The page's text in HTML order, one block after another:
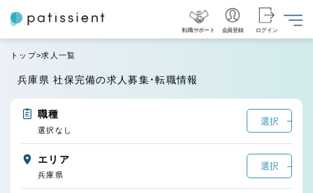
転職サポート 会員登録 ログイン
トップ 求人一覧
兵庫県 社保完備の求人募集・転職情報
職種
選択
選択なし
エリア
選択
兵庫県